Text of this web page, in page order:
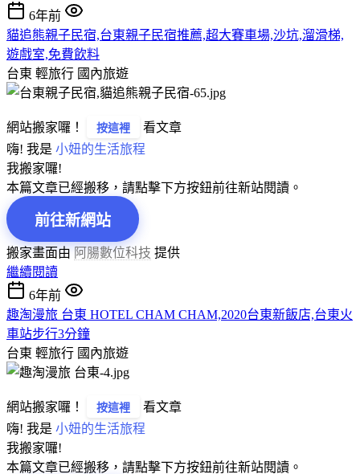
6年前
貓追熊親子民宿,台東親子民宿推薦,超大賽車場,沙坑,溜滑梯,
遊戲室,免費飲料
台東 輕旅行 國內旅遊
網站搬家囉！ 按這裡
看文章
嗨! 我是 小妞的生活旅程
我搬家囉!
本篇文章已經搬移，請點擊下方按鈕前往新站閱讀。
前往新網站
搬家畫面由 阿腸數位科技 提供
繼續閱讀
6年前
趣淘漫旅 台東 HOTEL CHAM CHAM,2020台東新飯店,台東火
車站步行3分鐘
台東 輕旅行 國內旅遊
網站搬家囉！ 按這裡
看文章
嗨! 我是 小妞的生活旅程
我搬家囉!
本篇文章已經搬移，請點擊下方按鈕前往新站閱讀。